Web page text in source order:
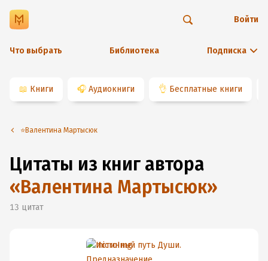
Что выбрать Библиотека Подписка
Войти
📖 Книги 🎧 Аудиокниги 👌 Бесплатные книги
⭐️Валентина Мартысюк
Цитаты из книг автора
«Валентина Мартысюк»
13 цитат